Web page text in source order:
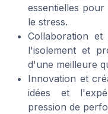
essentielles
le stress.
Collaboration
l'isolement et
d'une meilleure
Innovation et
idées et
pression de